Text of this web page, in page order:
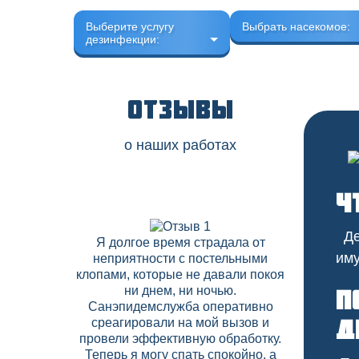
Выберите услугу
дезинфекции:
Выбрать насекомое:
Отзывы
о наших работах
Я долгое время страдала от
неприятности с постельными
клопами, которые не давали покоя
ни днем, ни ночью.
Санэпидемслужба оперативно
среагировали на мой вызов и
провели эффективную обработку.
Теперь я могу спать спокойно, а
В нашем
договор
что